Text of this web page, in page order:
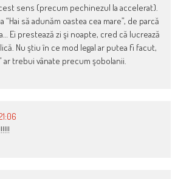
sens (precum pechinezul la accelerat).
să adunăm oastea cea mare”, de parcă
Ei prestează zi şi noapte, cred că lucrează
Nu ştiu în ce mod legal ar putea fi facut,
ar trebui vânate precum şobolanii.